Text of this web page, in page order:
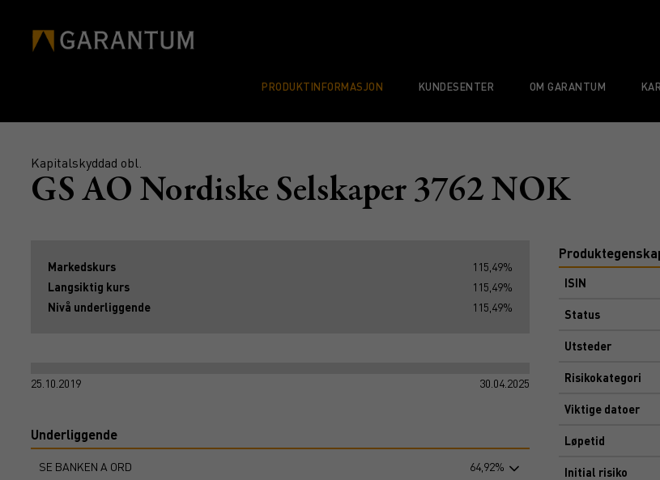
PRODUKTINFORMASJON KUNDESENTER OM GARANTUM
Kapitalskyddad obl.
GS AO Nordiske Selskaper 3762 NOK
Markedskurs
115,49%
Langsiktig kurs
115,49%
Nivå underliggende
115,49%
25.10.2019 30.04.2025
Underliggende
SE BANKEN A ORD 64,92%
ISIN
Status
Utsteder
Risikokategori
Viktige datoer
Løpetid
Initial risiko